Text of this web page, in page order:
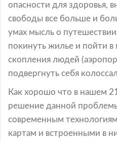
опасности для здоровья,
свободы все больше и
умах мысль о
покинуть жилье и пойти в
скопления людей
подвергнуть себя
Как хорошо что в нашем
решение данной
современным
картам и встроенными в